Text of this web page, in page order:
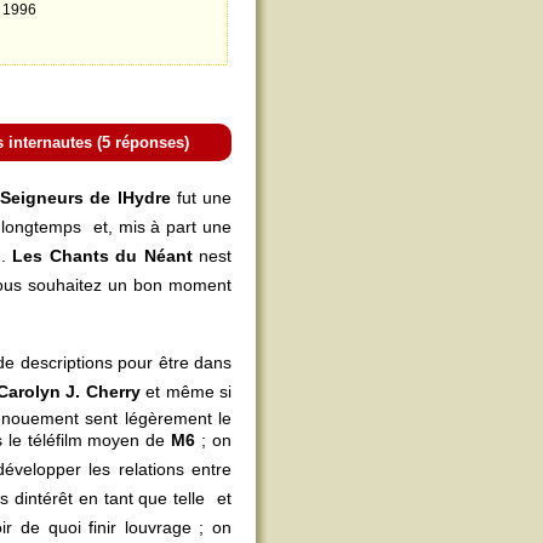
internautes (5 réponses)
de lHydrefut une
 et, mis à part une
Les Chants du Néantnest
souhaitez un bon moment
descriptions pour être dans
J. Cherryet même si
sent légèrement le
le téléfilm moyen de M6 ; on
les relations entre
en tant que telle  et
de quoi finir louvrage ; on